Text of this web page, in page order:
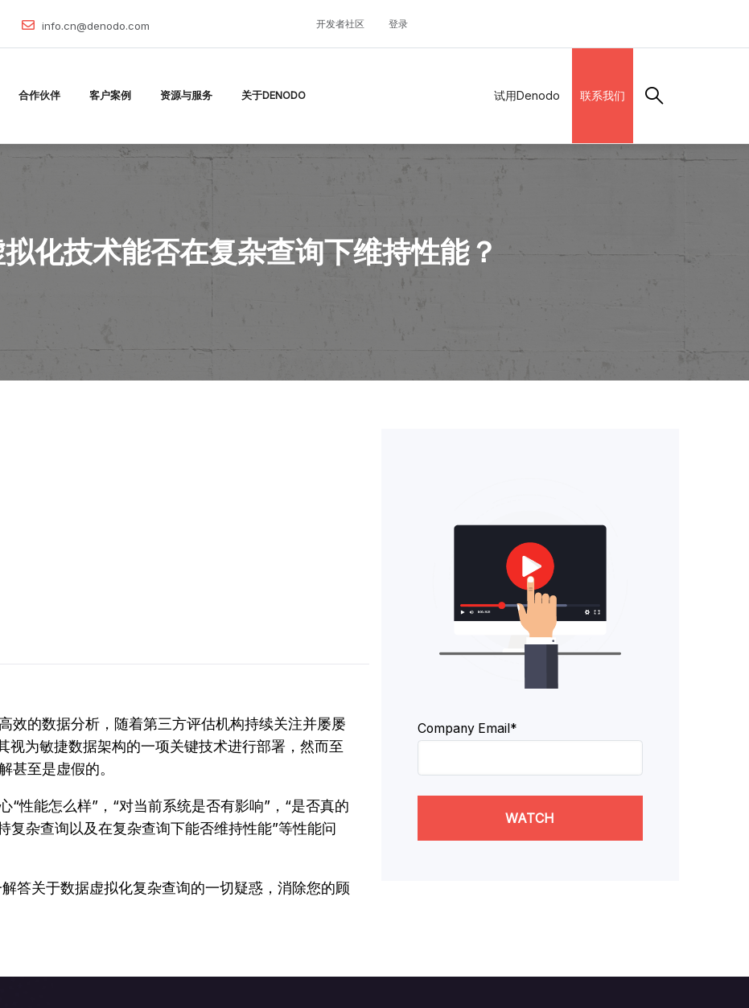
info.cn@denodo.com 开发者社区 登录
合作伙伴 客户案例 资源与服务 关于DENODO 试用Denodo 联系我们
化技术能否在复杂查询下维持性能？
效的数据分析，随着第三方评估机构持续关注并屡屡
为敏捷数据架构的一项关键技术进行部署，然而至
甚至是虚假的。
性能怎么样”，“对当前系统是否有影响”，“是否真的
复杂查询以及在复杂查询下能否维持性能”等性能问
答关于数据虚拟化复杂查询的一切疑惑，消除您的顾
Company Email*
WATCH